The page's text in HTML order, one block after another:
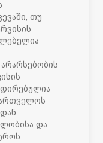
თუ
და